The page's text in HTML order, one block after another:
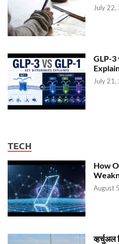
July 22,
GLP-3
July 21,
TECH
How
August
व्हर्चुअल